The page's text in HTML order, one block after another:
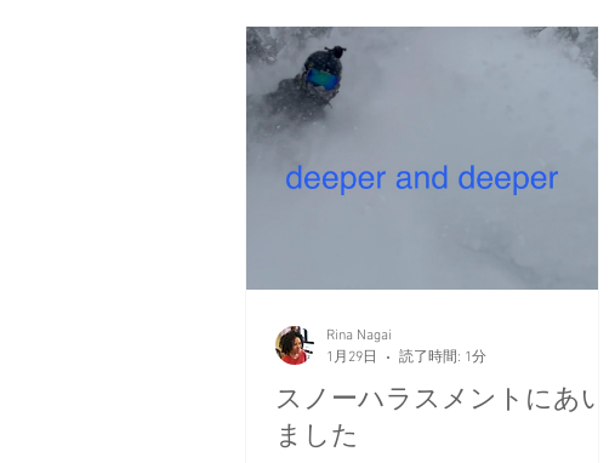
スノーハラスメントにあい
ました
Rina Nagai
1月29日
読了時間: 1分